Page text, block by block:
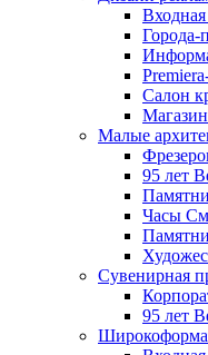
Города-
Салон
Малые
95 лет
Часы
Сувенирная
95 лет